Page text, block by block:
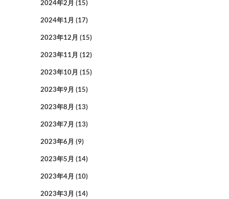
2024年2月 (15)
2024年1月 (17)
2023年12月 (15)
2023年11月 (12)
2023年10月 (15)
2023年9月 (15)
2023年8月 (13)
2023年7月 (13)
2023年6月 (9)
2023年5月 (14)
2023年4月 (10)
2023年3月 (14)